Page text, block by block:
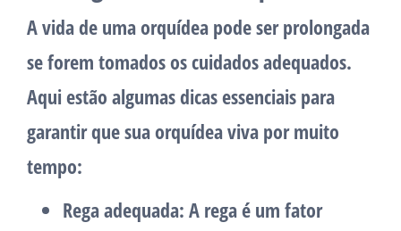
A vida de uma orquídea pode ser prolongada
se forem tomados os cuidados adequados.
Aqui estão algumas dicas essenciais para
garantir que sua orquídea viva por muito
tempo:
Rega adequada: A rega é um fator